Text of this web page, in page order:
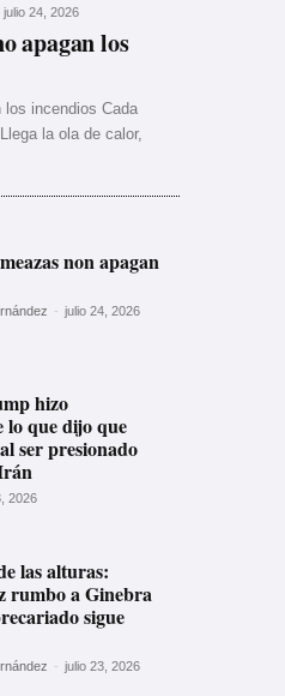
julio 24, 2026
apagan los
los incendios Cada
la ola de calor,
non apagan
- julio 24, 2026
hizo
lo que dijo que
ser presionado
2026
las alturas:
rumbo a Ginebra
sigue
- julio 23, 2026